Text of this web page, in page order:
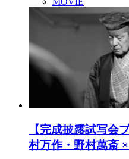
【完成披露試写会
村万作・野村萬斎